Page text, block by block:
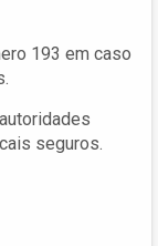
193 em caso
seguros.